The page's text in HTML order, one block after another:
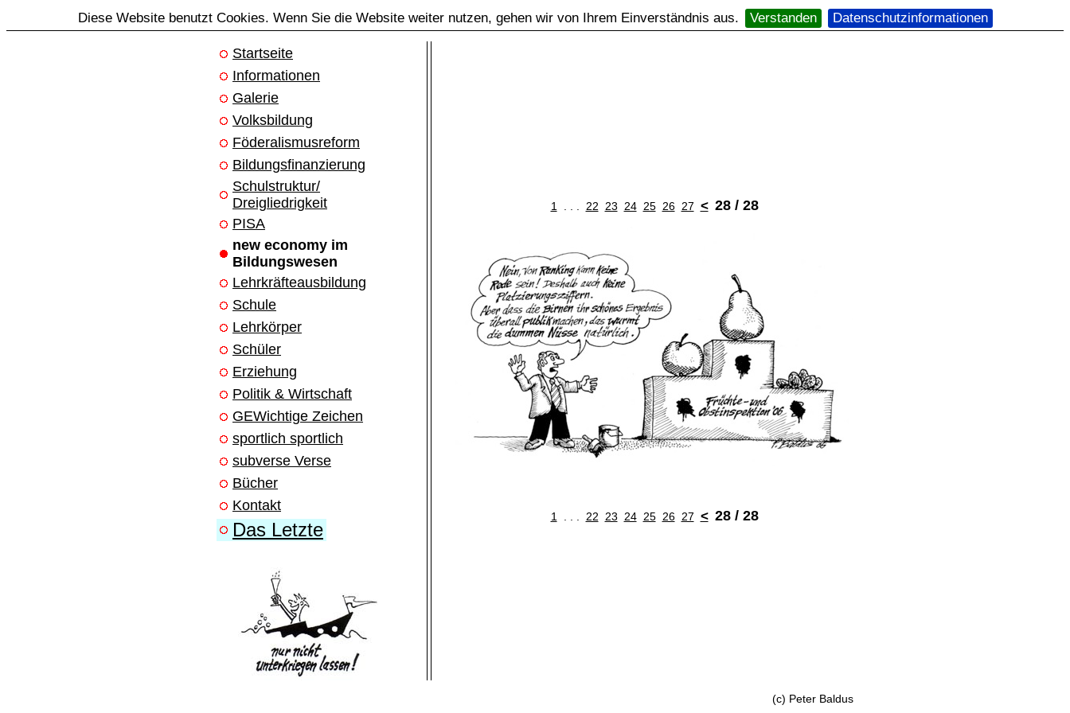
Diese Website benutzt Cookies. Wenn Sie die Website weiter nutzen, gehen wir von Ihrem Einverständnis aus. Verstanden Datenschutzinformationen
Startseite
Informationen
Galerie
Volksbildung
Föderalismusreform
Bildungsfinanzierung
Schulstruktur/
Dreigliedrigkeit
PISA
new economy im
Bildungswesen
Lehrkräfteausbildung
Schule
Lehrkörper
Schüler
Erziehung
Politik & Wirtschaft
GEWichtige Zeichen
sportlich sportlich
subverse Verse
Bücher
Kontakt
Das Letzte
1 22 23 24 25 26 27 < 28 / 28
1 22 23 24 25 26 27 < 28 / 28
(c) Peter Baldus